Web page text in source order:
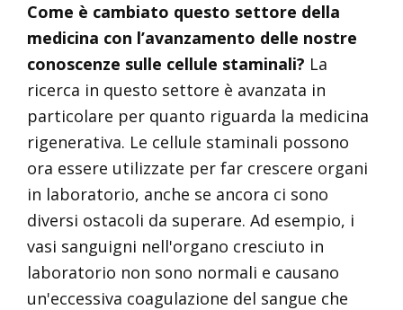
Come è cambiato questo settore della
medicina con l’avanzamento delle nostre
conoscenze sulle cellule staminali? La
ricerca in questo settore è avanzata in
particolare per quanto riguarda la medicina
rigenerativa. Le cellule staminali possono
ora essere utilizzate per far crescere organi
in laboratorio, anche se ancora ci sono
diversi ostacoli da superare. Ad esempio, i
vasi sanguigni nell'organo cresciuto in
laboratorio non sono normali e causano
un'eccessiva coagulazione del sangue che